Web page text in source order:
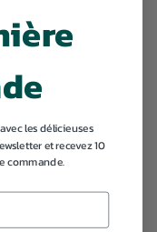
il y a 8 mois
il y a 1 an
les délicieuses
et recevez 10
commande.